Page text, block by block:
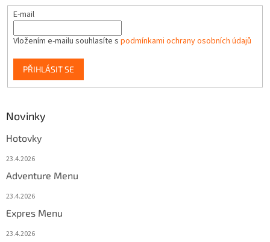
E-mail
Vložením e-mailu souhlasíte s podmínkami ochrany osobních údajů
PŘIHLÁSIT SE
Novinky
Hotovky
23.4.2026
Adventure Menu
23.4.2026
Expres Menu
23.4.2026